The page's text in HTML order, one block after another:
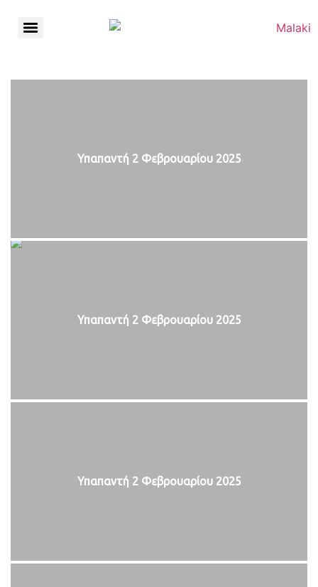
Υπαπαντή 2 Φεβρουαρίου 2025
Υπαπαντή 2 Φεβρουαρίου 2025
Υπαπαντή 2 Φεβρουαρίου 2025